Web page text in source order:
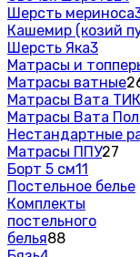
Шерсть мериноса
Кашемир (козий
Шерсть Яка3
Матрасы и
Матрасы ватные
Матрасы Вата ТИК
Матрасы Вата
Нестандартные
Матрасы ППУ27
Борт 5 см11
Постельное белье
Комплекты
постельного
белья88